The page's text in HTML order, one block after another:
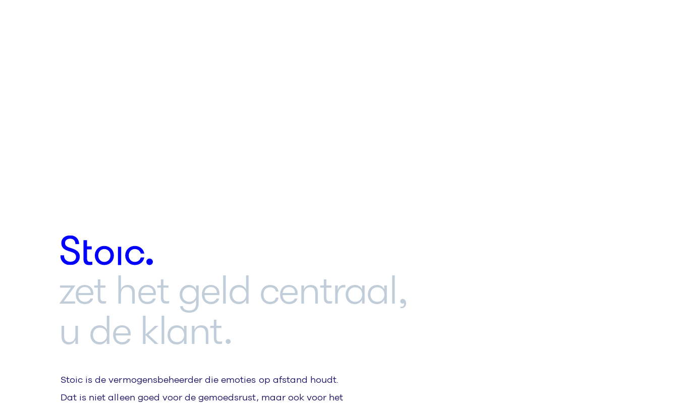
Stoic.
zet het geld centraal,
u de klant.
Stoic is de vermogensbeheerder die emoties op afstand houdt.
Dat is niet alleen goed voor de gemoedsrust, maar ook voor het